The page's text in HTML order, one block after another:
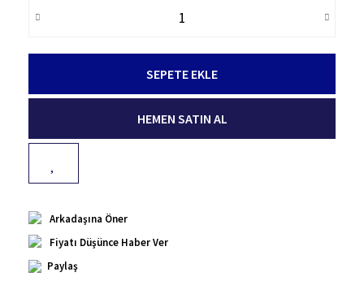
SEPETE EKLE
HEMEN SATIN AL
Arkadaşına Öner
Fiyatı Düşünce Haber Ver
Paylaş